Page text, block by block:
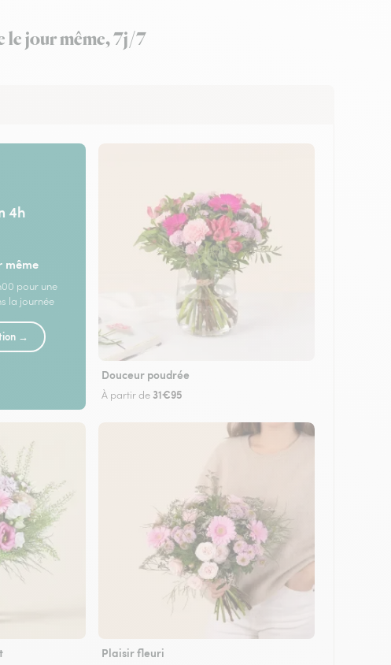
le jour même, 7j/7
4h
même
pour une
la journée
→
Douceur poudrée
À partir de 31€95
Plaisir fleuri